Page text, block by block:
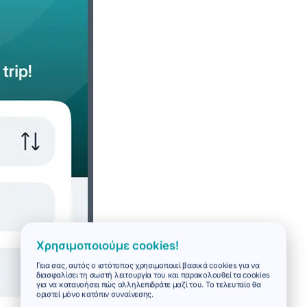
Χρησιμοποιούμε cookies!
Γεια σας, αυτός ο ιστότοπος χρησιμοποιεί βασικά cookies για να
διασφαλίσει τη σωστή λειτουργία του και παρακολουθεί τα cookies
για να κατανοήσει πώς αλληλεπιδράτε μαζί του. Το τελευταίο θα
οριστεί μόνο κατόπιν συναίνεσης.